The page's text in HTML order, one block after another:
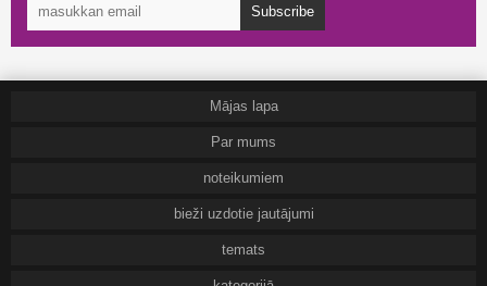
Subscribe
Mājas lapa
Par mums
noteikumiem
bieži uzdotie jautājumi
temats